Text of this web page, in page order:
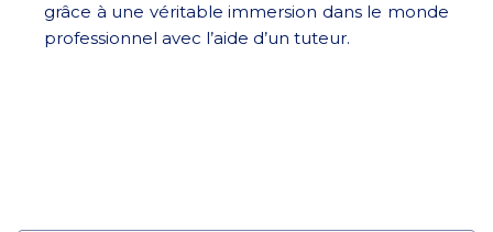
grâce à une véritable immersion dans le monde
professionnel avec l’aide d’un tuteur.